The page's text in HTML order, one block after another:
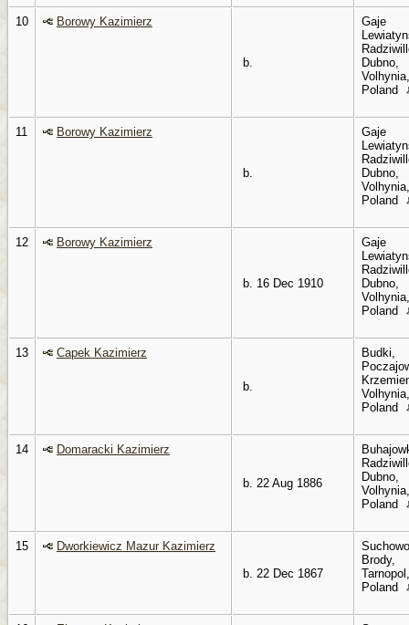
10 Borowy Kazimierz
b.
Gaje
Dubno,
Volhynia,
Poland
11 Borowy Kazimierz
b.
Gaje
Dubno,
Volhynia,
Poland
12 Borowy Kazimierz
b. 16 Dec 1910
Gaje
Dubno,
Volhynia,
Poland
13 Capek Kazimierz
b.
Budki,
Volhynia,
Poland
14 Domaracki Kazimierz
b. 22 Aug 1886
Dubno,
Volhynia,
Poland
15
Dworkiewicz Mazur Kazimierz
b. 22 Dec 1867
Brody,
Tarnopol,
Poland